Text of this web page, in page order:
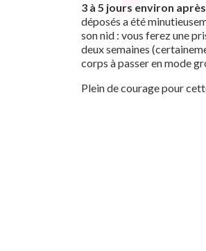
3 à 5 jours environ
déposés a été
son nid : vous ferez une
deux semaines
corps à passer en mode
Plein de courage pour